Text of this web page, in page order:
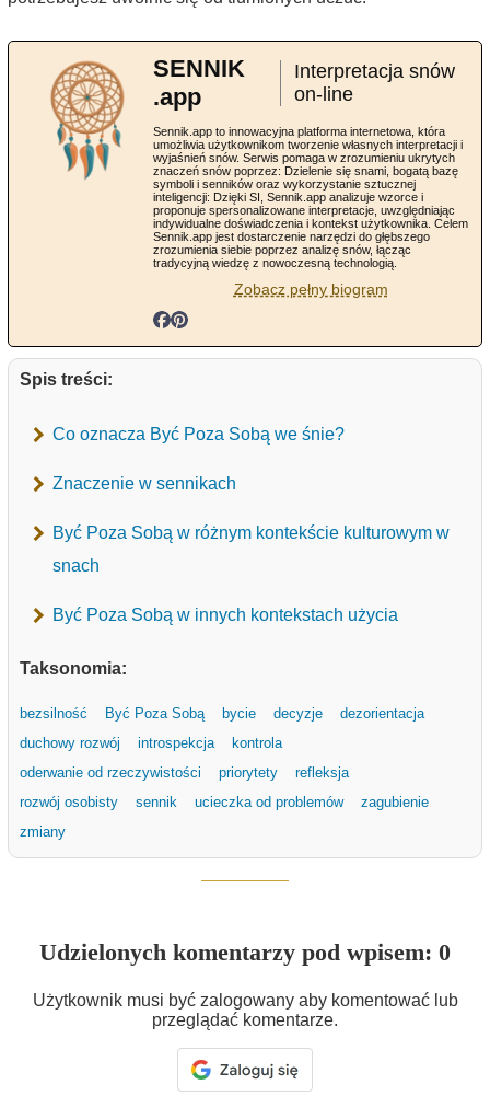
SENNIK
.app
Interpretacja snów
on-line
Sennik.app to innowacyjna platforma internetowa, która
umożliwia użytkownikom tworzenie własnych interpretacji i
wyjaśnień snów. Serwis pomaga w zrozumieniu ukrytych
znaczeń snów poprzez: Dzielenie się snami, bogatą bazę
symboli i senników oraz wykorzystanie sztucznej
inteligencji: Dzięki SI, Sennik.app analizuje wzorce i
proponuje spersonalizowane interpretacje, uwzględniając
indywidualne doświadczenia i kontekst użytkownika. Celem
Sennik.app jest dostarczenie narzędzi do głębszego
zrozumienia siebie poprzez analizę snów, łącząc
tradycyjną wiedzę z nowoczesną technologią.
Zobacz pełny biogram
Spis treści:
Co oznacza Być Poza Sobą we śnie?
Znaczenie w sennikach
Być Poza Sobą w różnym kontekście kulturowym w
snach
Być Poza Sobą w innych kontekstach użycia
Taksonomia:
bezsilność Być Poza Sobą bycie decyzje
dezorientacja
duchowy rozwój
introspekcja
kontrola
oderwanie od rzeczywistości
priorytety
refleksja
rozwój osobisty
sennik ucieczka od problemów
zagubienie
zmiany
Udzielonych komentarzy pod wpisem: 0
Użytkownik musi być zalogowany aby komentować lub
przeglądać komentarze.